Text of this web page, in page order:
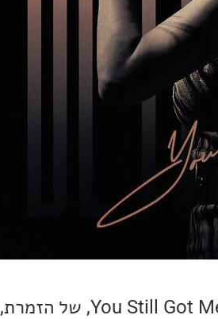
אלבום השבוע שלנו להפעם היא האלבום החדש You Still Got Me, של הזמרת,